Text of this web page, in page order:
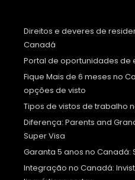
Direitos e deveres de
Canadá
Portal de oportunidades de
Fique Mais de 6 meses no
opções de visto
Tipos de vistos de trabalho
Diferença: Parents and
Super Visa
Garanta 5 anos no Canadá:
Integração no Canadá: